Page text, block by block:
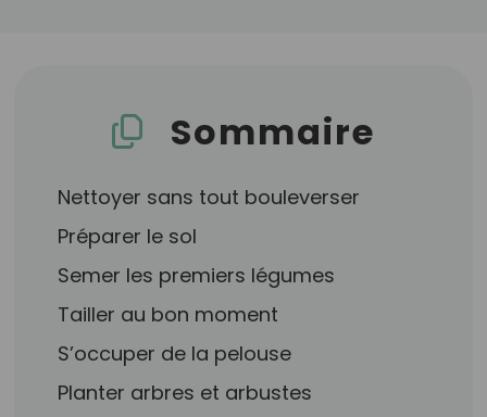
Sommaire
Nettoyer sans tout bouleverser
Préparer le sol
Semer les premiers légumes
Tailler au bon moment
S’occuper de la pelouse
Planter arbres et arbustes